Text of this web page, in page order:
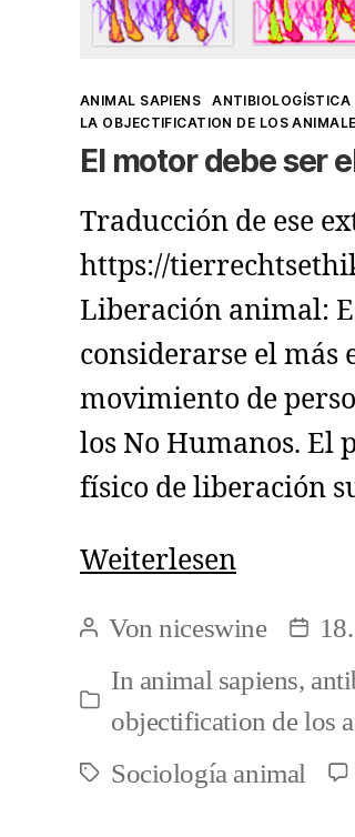
Kategorien
ANIMAL SAPIENS
LA OBJECTIFICATION DE LOS
El motor debe ser
Traducción de ese
https://
Liberación animal:
considerarse el más
movimiento de
los No Humanos. El
físico de liberación
WeiterlesenEl
debe
ser
el
de
Beitragsautor
Vonniceswine
Kategorien
In animal sapiens,
objectification de los
Schlagwörter
Sociología animal